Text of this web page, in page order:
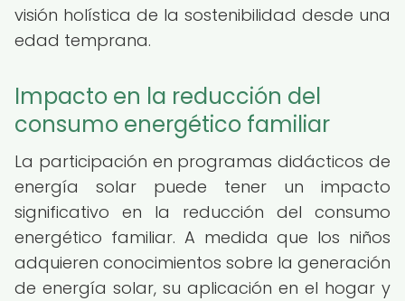
visión holística de la sostenibilidad desde una
edad temprana.
Impacto en la reducción del
consumo energético familiar
La participación en programas didácticos de
energía solar puede tener un impacto
significativo en la reducción del consumo
energético familiar. A medida que los niños
adquieren conocimientos sobre la generación
de energía solar, su aplicación en el hogar y